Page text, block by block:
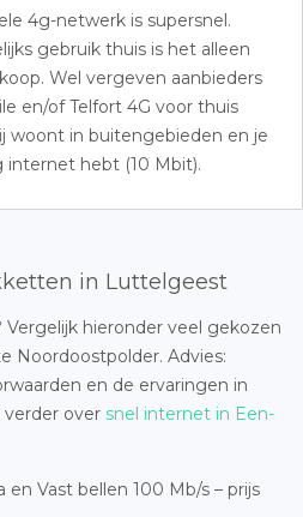
4g-netwerk is supersnel.
gebruik thuis is het alleen
Wel vergeven aanbieders
en/of Telfort 4G voor thuis
woont in buitengebieden en je
internet hebt (10 Mbit).
in Luttelgeest
hieronder veel gekozen
Noordoostpolder. Advies:
en de ervaringen in
verder over snel internet in Een-
Vast bellen 100 Mb/s – prijs